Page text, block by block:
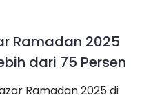
Ramadan 2025
dari 75 Persen
Ramadan 2025 di